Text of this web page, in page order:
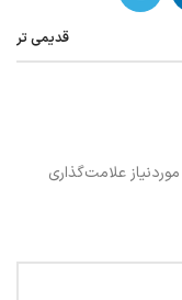
قدیمی تر
علامت‌گذاری